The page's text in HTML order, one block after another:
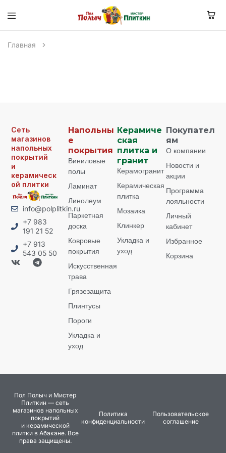
Главная
Сеть
магазинов
напольных
покрытий
и
керамическ
ой плитки
info@polplitkin.ru
+7 983
191 21 52
+7 913
543 05 50
Напольны
е
покрытия
Виниловые
полы
Ламинат
Линолеум
Паркетная
доска
Ковровые
покрытия
Искусственная
трава
Грязезащита
Плинтусы
Пороги
Укладка и
уход
Керамиче
ская
плитка и
гранит
Керамогранит
Керамическая
плитка
Мозаика
Клинкер
Укладка и
уход
Покупател
ям
О компании
Новости и
акции
Программа
лояльности
Личный
кабинет
Избранное
Корзина
Пол Полыч и Мистер
Плиткин — сеть
магазинов напольных
покрытий
и керамической
плитки в Абакане. Все
права защищены.
Политика
конфиденциальности
Пользовательское
соглашение